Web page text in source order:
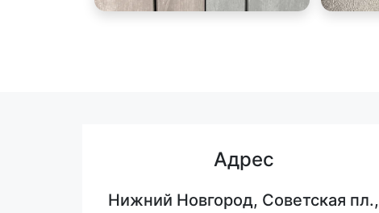
Адрес
Нижний Новгород, Советская пл.,